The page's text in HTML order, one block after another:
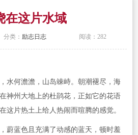
在这片水域
分类： 励志日志 阅读：282
何澹澹，山岛竦峙。朝潮褪尽，海
神州大地上的杜鹃花，正如它的花语
这片热土上给人热闹而喧腾的感觉。
蓝色且充满了动感的蓝天，顿时羞